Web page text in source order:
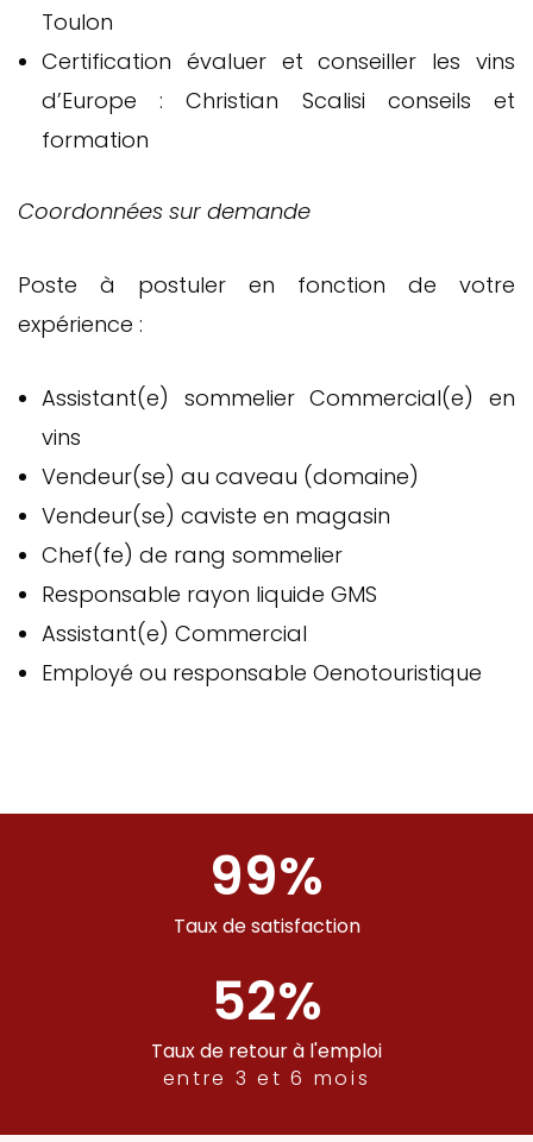
Toulon
Certification évaluer et conseiller les vins
d’Europe : Christian Scalisi conseils et
formation
Coordonnées sur demande
Poste à postuler en fonction de votre
expérience :
Assistant(e) sommelier Commercial(e) en
vins
Vendeur(se) au caveau (domaine)
Vendeur(se) caviste en magasin
Chef(fe) de rang sommelier
Responsable rayon liquide GMS
Assistant(e) Commercial
Employé ou responsable Oenotouristique
Taux de satisfaction
99%
Taux de retour à l'emploi
52%
entre 3 et 6 mois